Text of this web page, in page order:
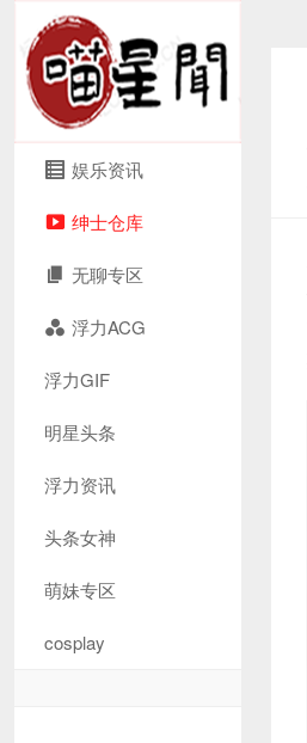
娱乐资讯
绅士仓库
无聊专区
浮力ACG
浮力GIF
明星头条
浮力资讯
头条女神
萌妹专区
cosplay